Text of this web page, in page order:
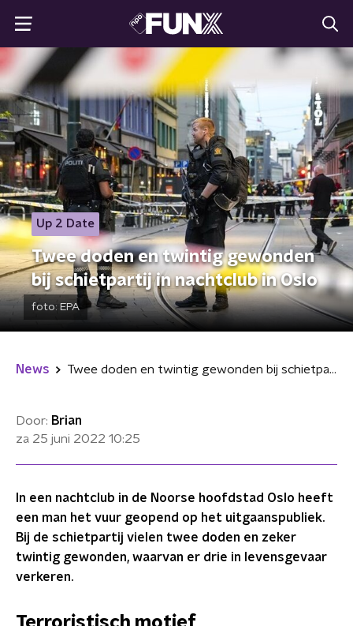
Up 2 Date
Twee doden en twintig gewonden
bij schietpartij in nachtclub in Oslo
foto: EPA
News Twee doden en twintig gewonden bij schietpartij in nachtclub in Oslo
Door: Brian
za 25 juni 2022 10:25
In een nachtclub in de Noorse hoofdstad Oslo heeft
een man het vuur geopend op het uitgaanspubliek.
Bij de schietpartij vielen twee doden en zeker
twintig gewonden, waarvan er drie in levensgevaar
verkeren.